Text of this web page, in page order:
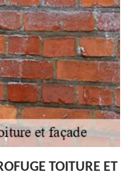
TOITURE ET